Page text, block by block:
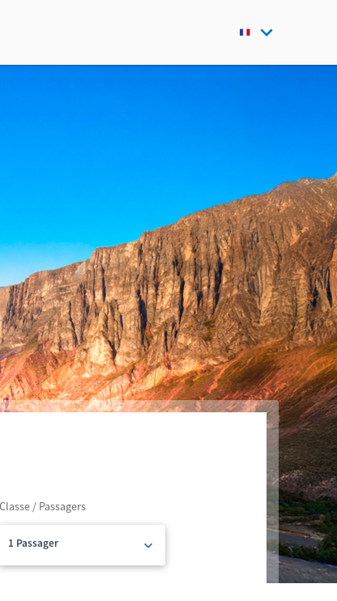
Classe / Passagers
1 Passager